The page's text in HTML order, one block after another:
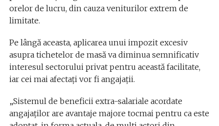
orelor de lucru, din cauza veniturilor extrem de
limitate.
Pe lângă aceasta, aplicarea unui impozit excesiv
asupra tichetelor de masă va diminua semnificativ
interesul sectorului privat pentru această facilitate,
iar cei mai afectați vor fi angajații.
„Sistemul de beneficii extra-salariale acordate
angajaților are avantaje majore tocmai pentru ca este